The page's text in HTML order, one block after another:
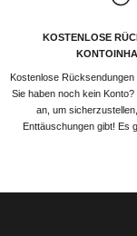
KOSTENLOSE
Kostenlose Rücksendungen
Sie haben noch kein
an, um
Enttäuschungen gibt! Es